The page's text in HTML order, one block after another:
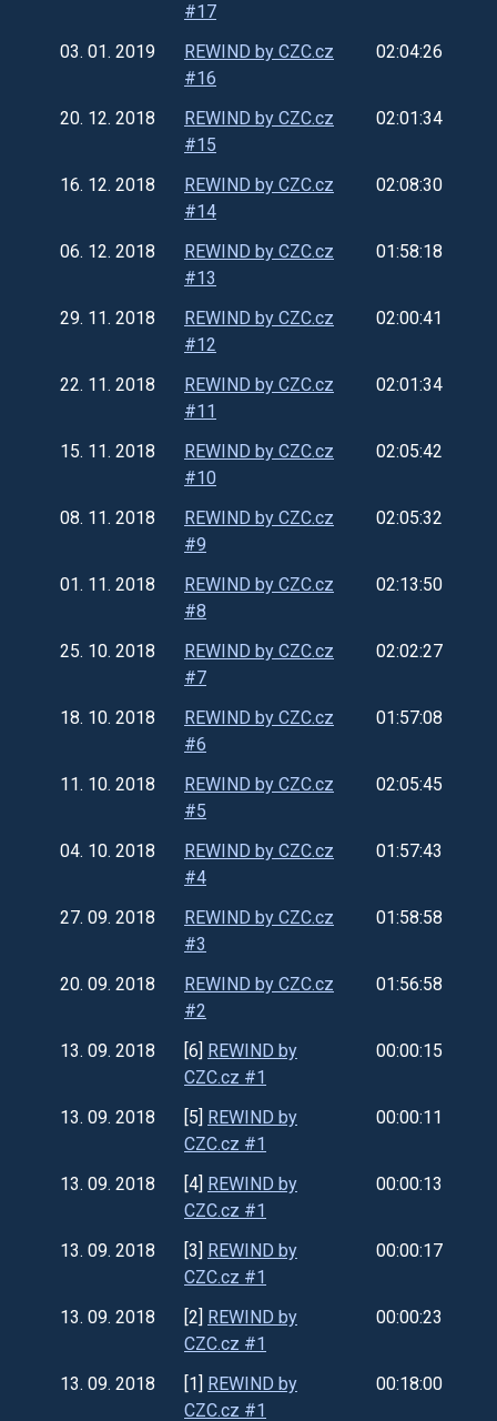
#17
03. 01. 2019
REWIND by CZC.cz
#16
02:04:26
20. 12. 2018
REWIND by CZC.cz
#15
02:01:34
16. 12. 2018
REWIND by CZC.cz
#14
02:08:30
06. 12. 2018
REWIND by CZC.cz
#13
01:58:18
29. 11. 2018
REWIND by CZC.cz
#12
02:00:41
22. 11. 2018
REWIND by CZC.cz
#11
02:01:34
15. 11. 2018
REWIND by CZC.cz
#10
02:05:42
08. 11. 2018
REWIND by CZC.cz
#9
02:05:32
01. 11. 2018
REWIND by CZC.cz
#8
02:13:50
25. 10. 2018
REWIND by CZC.cz
#7
02:02:27
18. 10. 2018
REWIND by CZC.cz
#6
01:57:08
11. 10. 2018
REWIND by CZC.cz
#5
02:05:45
04. 10. 2018
REWIND by CZC.cz
#4
01:57:43
27. 09. 2018
REWIND by CZC.cz
#3
01:58:58
20. 09. 2018
REWIND by CZC.cz
#2
01:56:58
13. 09. 2018 [6] REWIND by
CZC.cz #1
00:00:15
13. 09. 2018 [5] REWIND by
CZC.cz #1
00:00:11
13. 09. 2018 [4] REWIND by
CZC.cz #1
00:00:13
13. 09. 2018 [3] REWIND by
CZC.cz #1
00:00:17
13. 09. 2018 [2] REWIND by
CZC.cz #1
00:00:23
13. 09. 2018 [1] REWIND by
CZC.cz #1
00:18:00